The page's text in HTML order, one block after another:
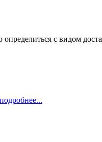
с видом
подробнее...